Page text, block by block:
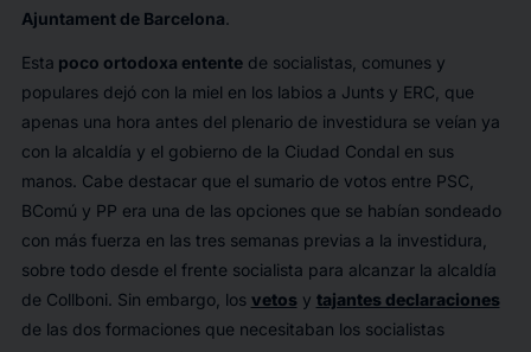
Ajuntament de Barcelona.
Esta poco ortodoxa ententede socialistas, comunes y
populares dejó con la miel en los labios a Junts y ERC, que
apenas una hora antes del plenario de investidura se veían ya
con la alcaldía y el gobierno de la Ciudad Condal en sus
manos. Cabe destacar que el sumario de votos entre PSC,
BComú y PP era una de las opciones que se habían sondeado
con más fuerza en las tres semanas previas a la investidura,
sobre todo desde el frente socialista para alcanzar la alcaldía
de Collboni. Sin embargo, los vetosy tajantes declaraciones
de las dos formaciones que necesitaban los socialistas